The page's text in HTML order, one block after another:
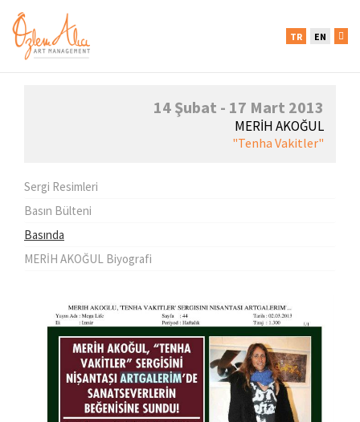
TR EN
Sergi Resimleri
Basın Bülteni
Basında
MERİH AKOĞUL Biyografi
14 Şubat - 17 Mart 2013
MERİH AKOĞUL
"Tenha Vakitler"